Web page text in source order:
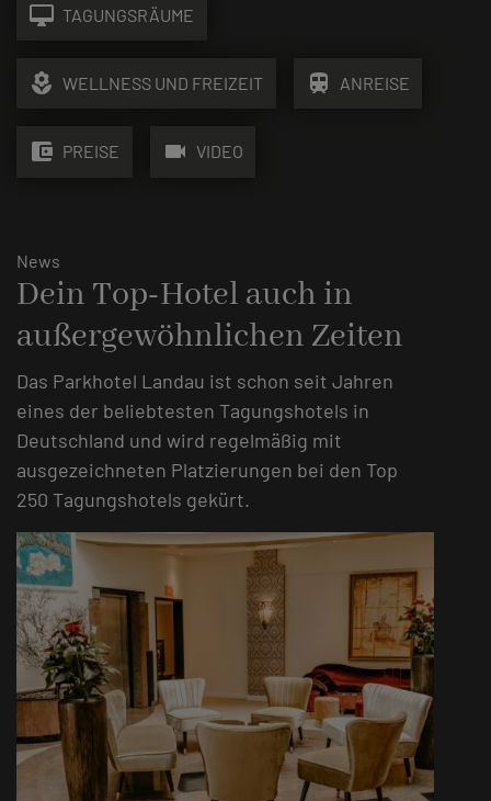
desktop_mac TAGUNGSRÄUME
local_florist WELLNESS UND FREIZEIT train ANREISE
account_balance_wallet PREISE videocam VIDEO
News
Dein Top-Hotel auch in
außergewöhnlichen Zeiten
Das Parkhotel Landau ist schon seit Jahren
eines der beliebtesten Tagungshotels in
Deutschland und wird regelmäßig mit
ausgezeichneten Platzierungen bei den Top
250 Tagungshotels gekürt.